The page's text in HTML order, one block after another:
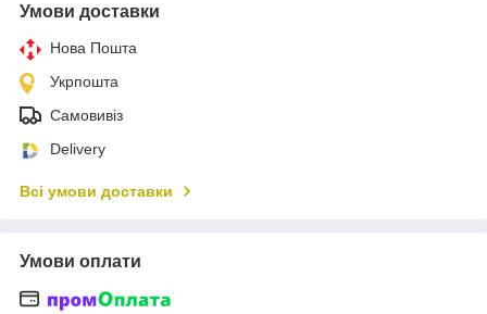
Умови доставки
Нова Пошта
Укрпошта
Самовивіз
Delivery
Всі умови доставки
Умови оплати